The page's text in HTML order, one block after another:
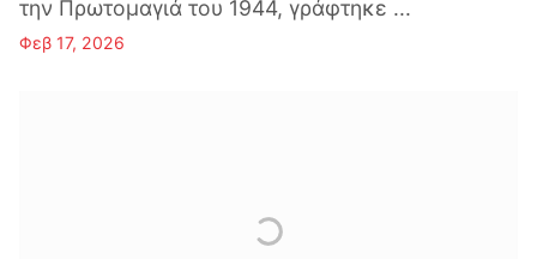
την Πρωτομαγιά του 1944, γράφτηκε ...
Φεβ 17, 2026